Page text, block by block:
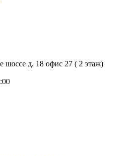
шоссе д. 18 офис 27 ( 2 этаж)